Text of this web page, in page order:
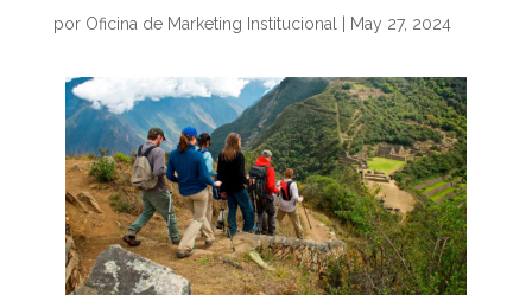
por Oficina de Marketing Institucional May 27, 2024